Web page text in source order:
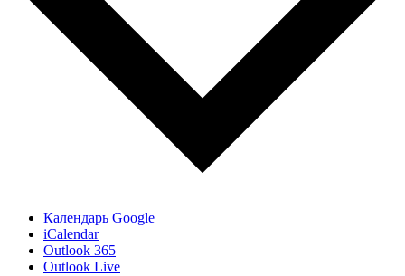
Календарь Google
iCalendar
Outlook 365
Outlook Live